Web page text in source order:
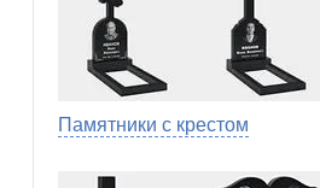
Памятники с крестом